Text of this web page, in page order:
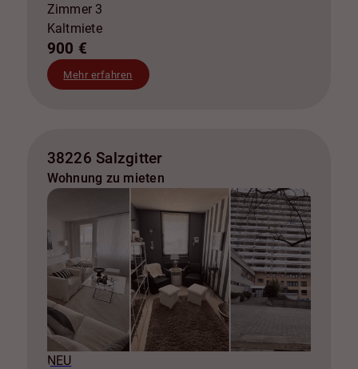
Zimmer 3
Kaltmiete
900 €
Mehr erfahren
38226 Salzgitter
Wohnung zu mieten
NEU